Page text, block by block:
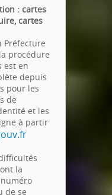
: cartes
cartes
Préfecture
procédure
est en
depuis
pour les
de
et les
à partir
la
de se